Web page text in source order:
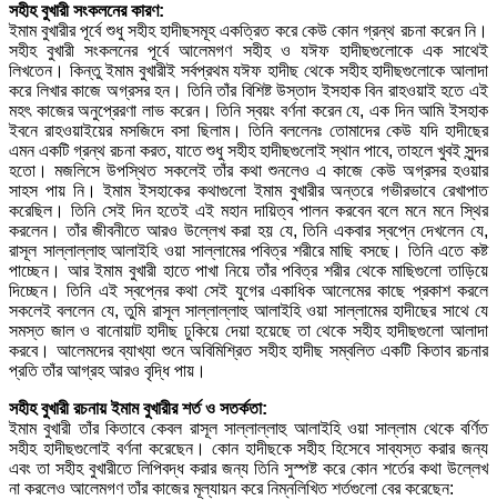
সহীহ বুখারী সংকলনের কারণ:
ইমাম বুখারীর পূর্বে শুধু সহীহ হাদীছসমূহ একত্রিত করে কেউ কোন গ্রন্থ রচনা করেন নি।
সহীহ বুখারী সংকলনের পূর্বে আলেমগণ সহীহ ও যঈফ হাদীছগুলোকে এক সাথেই
লিখতেন। কিন্তু ইমাম বুখারীই সর্বপ্রথম যঈফ হাদীছ থেকে সহীহ হাদীছগুলোকে আলাদা
করে লিখার কাজে অগ্রসর হন। তিনি তাঁর বিশিষ্ট উস্তাদ ইসহাক বিন রাহওয়াই হতে এই
মহৎ কাজের অনুপ্রেরণা লাভ করেন। তিনি স্বয়ং বর্ণনা করেন যে, এক দিন আমি ইসহাক
ইবনে রাহওয়াইয়ের মসজিদে বসা ছিলাম। তিনি বললেনঃ তোমাদের কেউ যদি হাদীছের
এমন একটি গ্রন্থ রচনা করত, যাতে শুধু সহীহ হাদীছগুলোই স্থান পাবে, তাহলে খুবই সুন্দর
হতো। মজলিসে উপস্থিত সকলেই তাঁর কথা শুনলেও এ কাজে কেউ অগ্রসর হওয়ার
সাহস পায় নি। ইমাম ইসহাকের কথাগুলো ইমাম বুখারীর অন্তরে গভীরভাবে রেখাপাত
করেছিল। তিনি সেই দিন হতেই এই মহান দায়িত্ব পালন করবেন বলে মনে মনে স্থির
করলেন। তাঁর জীবনীতে আরও উল্লেখ করা হয় যে, তিনি একবার স্বপ্নে দেখলেন যে,
রাসূল সাল্লাল্লাহু আলাইহি ওয়া সাল্লামের পবিত্র শরীরে মাছি বসছে। তিনি এতে কষ্ট
পাচ্ছেন। আর ইমাম বুখারী হাতে পাখা নিয়ে তাঁর পবিত্র শরীর থেকে মাছিগুলো তাড়িয়ে
দিচ্ছেন। তিনি এই স্বপ্নের কথা সেই যুগের একাধিক আলেমের কাছে প্রকাশ করলে
সকলেই বললেন যে, তুমি রাসূল সাল্লাল্লাহু আলাইহি ওয়া সাল্লামের হাদীছের সাথে যে
সমস্ত জাল ও বানোয়াট হাদীছ ঢুকিয়ে দেয়া হয়েছে তা থেকে সহীহ হাদীছগুলো আলাদা
করবে। আলেমদের ব্যাখ্যা শুনে অবিমিশ্রিত সহীহ হাদীছ সম্বলিত একটি কিতাব রচনার
প্রতি তাঁর আগ্রহ আরও বৃদ্ধি পায়।
সহীহ বুখারী রচনায় ইমাম বুখারীর শর্ত ও সতর্কতা:
ইমাম বুখারী তাঁর কিতাবে কেবল রাসূল সাল্লাল্লাহু আলাইহি ওয়া সাল্লাম থেকে বর্ণিত
সহীহ হাদীছগুলোই বর্ণনা করেছেন। কোন হাদীছকে সহীহ হিসেবে সাব্যস্ত করার জন্য
এবং তা সহীহ বুখারীতে লিপিবদ্ধ করার জন্য তিনি সুস্পষ্ট করে কোন শর্তের কথা উল্লেখ
না করলেও আলেমগণ তাঁর কাজের মূল্যায়ন করে নিম্নলিখিত শর্তগুলো বের করেছেন: